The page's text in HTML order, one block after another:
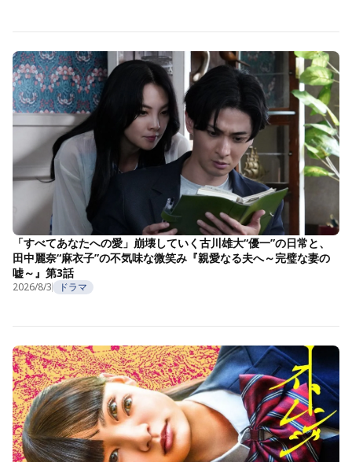
「すべてあなたへの愛」崩壊していく古川雄大“優一”の日常と、
田中麗奈“麻衣子”の不気味な微笑み『親愛なる夫へ～完璧な妻の
嘘～』第3話
2026/8/3 ドラマ